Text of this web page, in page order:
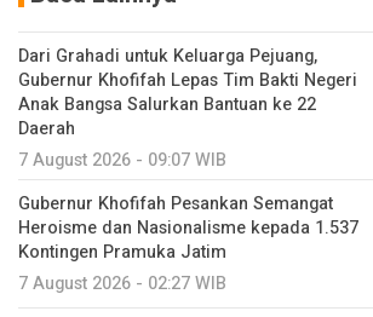
Dari Grahadi untuk Keluarga Pejuang,
Gubernur Khofifah Lepas Tim Bakti Negeri
Anak Bangsa Salurkan Bantuan ke 22
Daerah
7 August 2026 - 09:07 WIB
Gubernur Khofifah Pesankan Semangat
Heroisme dan Nasionalisme kepada 1.537
Kontingen Pramuka Jatim
7 August 2026 - 02:27 WIB